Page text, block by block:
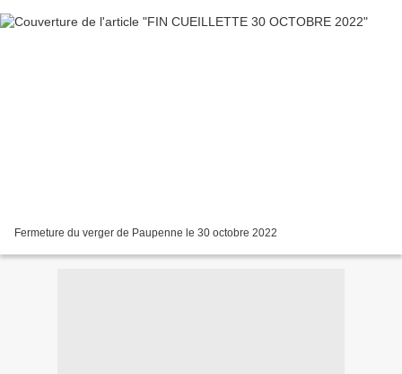
Fermeture du verger de Paupenne le 30 octobre 2022